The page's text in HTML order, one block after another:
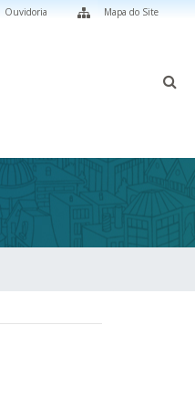
Mapa do Site
Ouvidoria